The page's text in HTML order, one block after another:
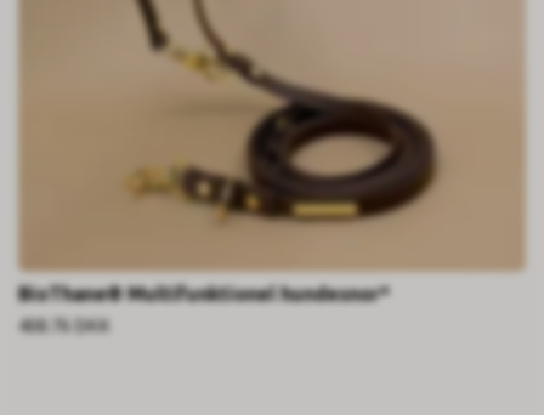
BioThane® Multifunktionel hundesnor*
408.76 DKK